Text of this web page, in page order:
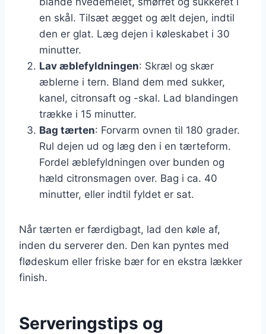
en skål. Tilsæt ægget og ælt dejen, indtil
den er glat. Læg dejen i køleskabet i 30
minutter.
Lav æblefyldningen: Skræl og skær
æblerne i tern. Bland dem med sukker,
kanel, citronsaft og -skal. Lad blandingen
trække i 15 minutter.
Bag tærten: Forvarm ovnen til 180 grader.
Rul dejen ud og læg den i en tærteform.
Fordel æblefyldningen over bunden og
hæld citronsmagen over. Bag i ca. 40
minutter, eller indtil fyldet er sat.
Når tærten er færdigbagt, lad den køle af,
inden du serverer den. Den kan pyntes med
flødeskum eller friske bær for en ekstra lækker
finish.
Serveringstips og